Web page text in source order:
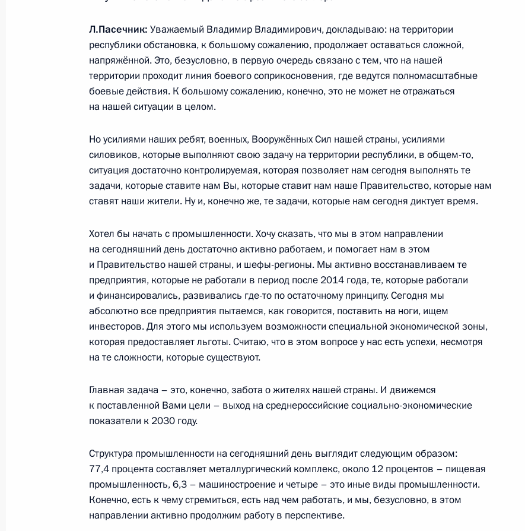
25 сентября 2025 года, четверг
Встреча с генеральным директором МАГАТЭ Рафаэлем Гросси
25 сентября 2025 года, 23:35 Москва, Кремль
6
Встреча с исполняющим обязанности Президента Мьянмы Мин
Аун Хлайном
25 сентября 2025 года, 22:10 Москва, Кремль
4
Встреча с Премьер-министром Эфиопии Абийем Ахмедом
25 сентября 2025 года, 20:55 Москва, Кремль
Заседание Глобального атомного форума
25 сентября 2025 года, 18:50 Москва
24 сентября 2025 года, среда
Встреча с губернатором Запорожской области Евгением
24 сентября 2025 года, 14:10 Москва, Кремль
23 сентября 2025 года, вторник
Л.Пасечник: Уважаемый Владимир Владимирович, докладываю: на территории
республики обстановка, к большому сожалению, продолжает оставаться сложной,
напряжённой. Это, безусловно, в первую очередь связано с тем, что на нашей
территории проходит линия боевого соприкосновения, где ведутся полномасштабные
боевые действия. К большому сожалению, конечно, это не может не отражаться
на нашей ситуации в целом.
Но усилиями наших ребят, военных, Вооружённых Сил нашей страны, усилиями
силовиков, которые выполняют свою задачу на территории республики, в общем-то,
ситуация достаточно контролируемая, которая позволяет нам сегодня выполнять те
задачи, которые ставите нам Вы, которые ставит нам наше Правительство, которые нам
ставят наши жители. Ну и, конечно же, те задачи, которые нам сегодня диктует время.
Хотел бы начать с промышленности. Хочу сказать, что мы в этом направлении
на сегодняшний день достаточно активно работаем, и помогает нам в этом
и Правительство нашей страны, и шефы-регионы. Мы активно восстанавливаем те
предприятия, которые не работали в период после 2014 года, те, которые работали
и финансировались, развивались где-то по остаточному принципу. Сегодня мы
абсолютно все предприятия пытаемся, как говорится, поставить на ноги, ищем
инвесторов. Для этого мы используем возможности специальной экономической зоны,
которая предоставляет льготы. Считаю, что в этом вопросе у нас есть успехи, несмотря
на те сложности, которые существуют.
Главная задача – это, конечно, забота о жителях нашей страны. И движемся
к поставленной Вами цели – выход на среднероссийские социально-экономические
показатели к 2030 году.
Структура промышленности на сегодняшний день выглядит следующим образом:
77,4 процента составляет металлургический комплекс, около 12 процентов – пищевая
промышленность, 6,3 – машиностроение и четыре – это иные виды промышленности.
Конечно, есть к чему стремиться, есть над чем работать, и мы, безусловно, в этом
направлении активно продолжим работу в перспективе.